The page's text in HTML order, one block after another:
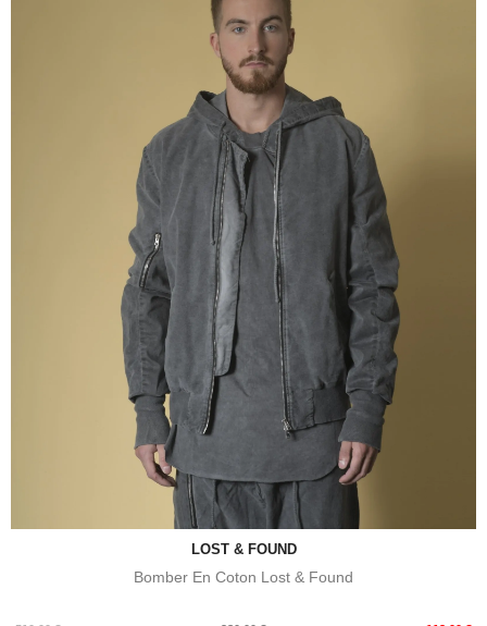
LOST & FOUND
Bomber En Coton Lost & Found